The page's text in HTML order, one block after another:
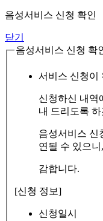
음성서비스 신청 확인
닫기
음성서비스 신청 확
서비스 신청이
신청하신 내역
내 드리도록
음성서비스 신
연될 수 있으
감합니다.
[신청 정보]
신청일시